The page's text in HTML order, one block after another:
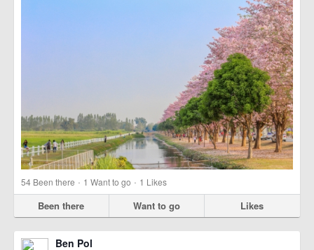
54 Been there · 1 Want to go · 1 Likes
Been there Want to go Likes
Ben Pol